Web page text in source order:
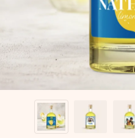
zahřeje u srdce. Žádné
lásky pro daný okamžik.